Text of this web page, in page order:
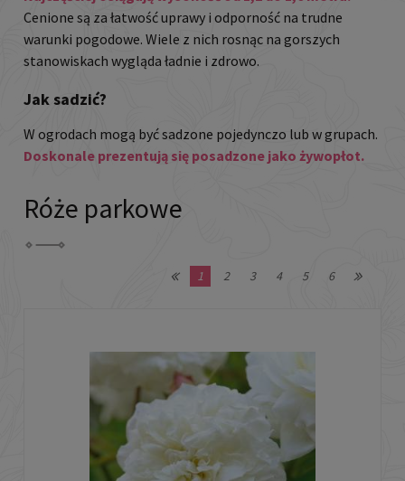
Cenione są za łatwość uprawy i odporność na trudne
warunki pogodowe. Wiele z nich rosnąc na gorszych
stanowiskach wygląda ładnie i zdrowo.
Jak sadzić?
W ogrodach mogą być sadzone pojedynczo lub w grupach.
Doskonale prezentują się posadzone jako żywopłot.
Róże parkowe
1 2 3 4 5 6